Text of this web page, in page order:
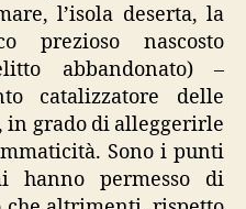
l’isola deserta, la
nascosto
abbandonato) –
catalizzatore delle
in grado di alleggerirle
Sono i punti
hanno permesso di